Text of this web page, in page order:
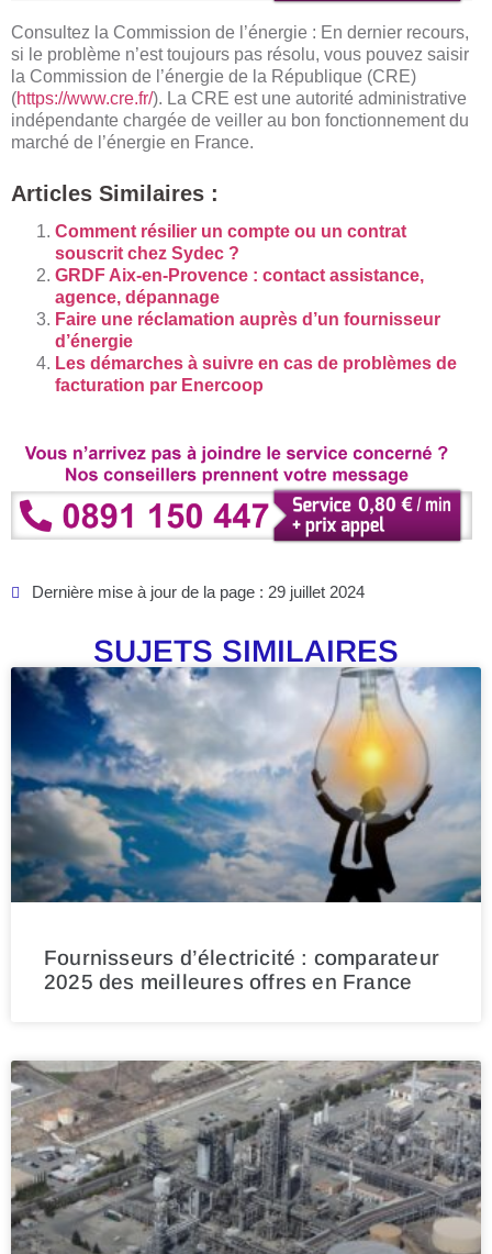
Consultez la Commission de l’énergie : En dernier recours,
si le problème n’est toujours pas résolu, vous pouvez saisir
la Commission de l’énergie de la République (CRE)
(https://www.cre.fr/). La CRE est une autorité administrative
indépendante chargée de veiller au bon fonctionnement du
marché de l’énergie en France.
Articles Similaires :
Comment résilier un compte ou un contrat
souscrit chez Sydec ?
GRDF Aix-en-Provence : contact assistance,
agence, dépannage
Faire une réclamation auprès d’un fournisseur
d’énergie
Les démarches à suivre en cas de problèmes de
facturation par Enercoop
Dernière mise à jour de la page : 29 juillet 2024
SUJETS SIMILAIRES
Fournisseurs d’électricité : comparateur
2025 des meilleures offres en France